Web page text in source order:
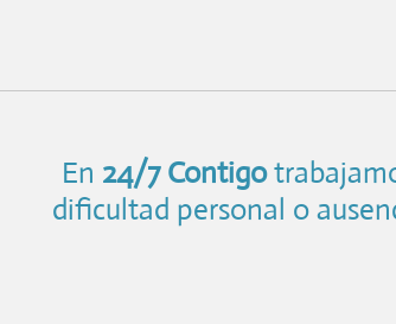
En 24/7 Contigo
dificultad personal o